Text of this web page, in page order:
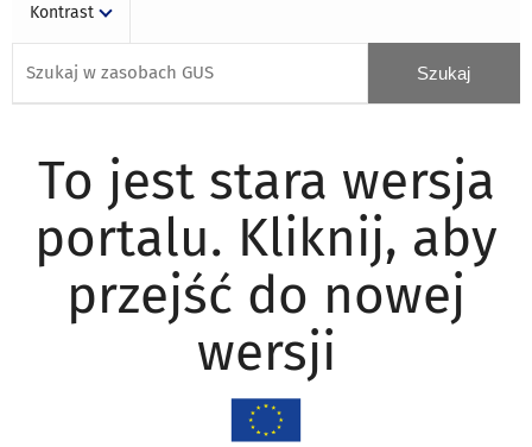
Kontrast
To jest stara wersja
portalu. Kliknij, aby
przejść do nowej
wersji